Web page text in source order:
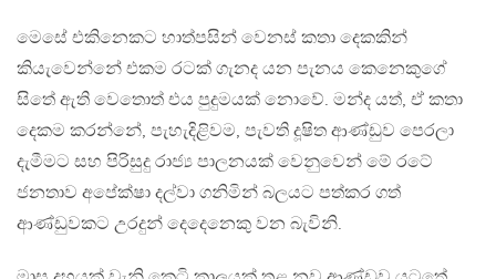
මෙසේ එකිනෙකට හාත්පසින් වෙනස් කතා දෙකකින්
කියැවෙන්නේ එකම රටක් ගැනද යන පැනය කෙනෙකුගේ
සිතේ ඇති වෙතොත් එය පුදුමයක් නොවේ. මන්ද යත්, ඒ කතා
දෙකම කරන්නේ, පැහැදිළිවම, පැවති දූෂිත ආණ්ඩුව පෙරලා
දැමීමට සහ පිරිසුදු රාජ්‍ය පාලනයක් වෙනුවෙන් මේ රටේ
ජනතාව අපේක්ෂා දල්වා ගනිමින් බලයට පත්කර ගත්
ආණ්ඩුවකට උරදුන් දෙදෙනෙකු වන බැවිනි.